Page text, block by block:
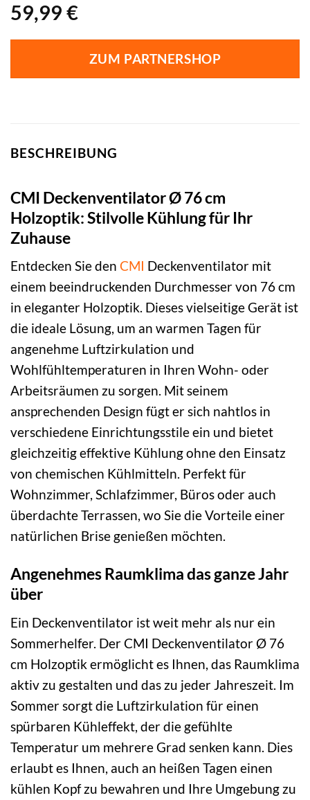
59,99 €
ZUM PARTNERSHOP
BESCHREIBUNG
CMI Deckenventilator Ø 76 cm
Holzoptik: Stilvolle Kühlung für Ihr
Zuhause
Entdecken Sie den CMI Deckenventilator mit
einem beeindruckenden Durchmesser von 76 cm
in eleganter Holzoptik. Dieses vielseitige Gerät ist
die ideale Lösung, um an warmen Tagen für
angenehme Luftzirkulation und
Wohlfühltemperaturen in Ihren Wohn- oder
Arbeitsräumen zu sorgen. Mit seinem
ansprechenden Design fügt er sich nahtlos in
verschiedene Einrichtungsstile ein und bietet
gleichzeitig effektive Kühlung ohne den Einsatz
von chemischen Kühlmitteln. Perfekt für
Wohnzimmer, Schlafzimmer, Büros oder auch
überdachte Terrassen, wo Sie die Vorteile einer
natürlichen Brise genießen möchten.
Angenehmes Raumklima das ganze Jahr
über
Ein Deckenventilator ist weit mehr als nur ein
Sommerhelfer. Der CMI Deckenventilator Ø 76
cm Holzoptik ermöglicht es Ihnen, das Raumklima
aktiv zu gestalten und das zu jeder Jahreszeit. Im
Sommer sorgt die Luftzirkulation für einen
spürbaren Kühleffekt, der die gefühlte
Temperatur um mehrere Grad senken kann. Dies
erlaubt es Ihnen, auch an heißen Tagen einen
kühlen Kopf zu bewahren und Ihre Umgebung zu